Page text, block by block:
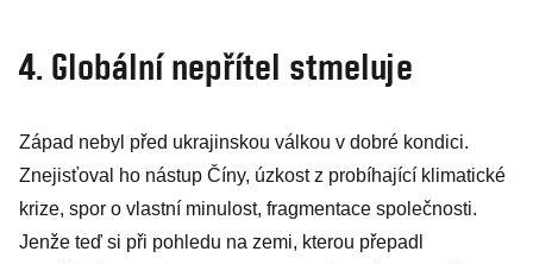
4. Globální nepřítel stmeluje
Západ nebyl před ukrajinskou válkou v dobré kondici.
Znejisťoval ho nástup Číny, úzkost z probíhající klimatické
krize, spor o vlastní minulost, fragmentace společnosti.
Jenže teď si při pohledu na zemi, kterou přepadl